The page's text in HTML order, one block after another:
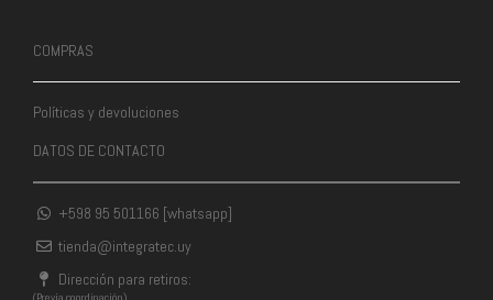
COMPRAS
Políticas y devoluciones
DATOS DE CONTACTO
+598 95 501166 [whatsapp]
tienda@integratec.uy
Dirección para retiros: